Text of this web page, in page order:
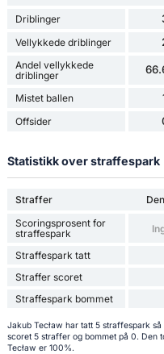
Driblinger
Vellykkede driblinger
Andel vellykkede
driblinger
Mistet ballen
Offsider
Statistikk over straffespark
Straffer
Scoringsprosent for
straffespark
Straffespark tatt
Straffer scoret
Straffespark bommet
Jakub Tecław har tatt 5 straffespark
scoret 5 straffer og bommet på 0. Den
Tecław er 100%.